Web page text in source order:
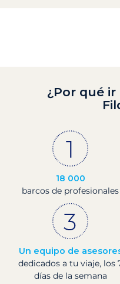
¿Por qué
18 000
barcos de profesionales
Un equipo de
dedicados a tu viaje, los
días de la semana